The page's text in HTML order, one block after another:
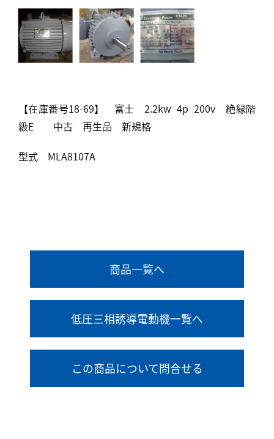
【在庫番号18-69】 富士 2.2kw 4p 200v 絶縁階
級E 中古 再生品 新規格
型式 MLA8107A
商品一覧へ
低圧三相誘導電動機一覧へ
この商品について問合せる